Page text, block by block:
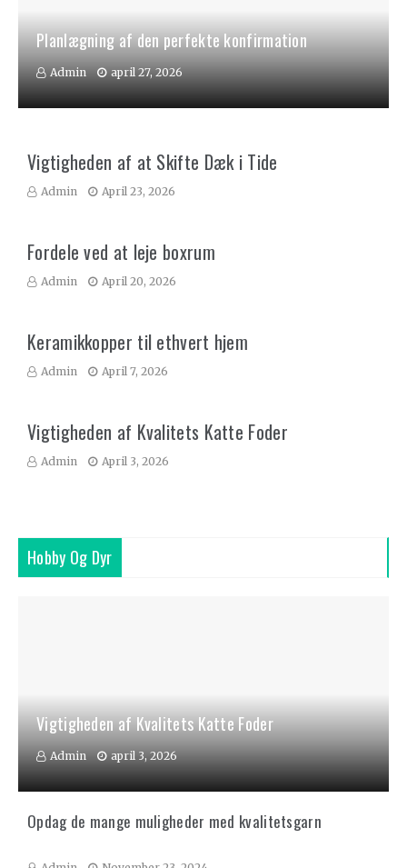
Planlægning af den perfekte konfirmation
Admin april 27, 2026
Vigtigheden af at Skifte Dæk i Tide
Admin April 23, 2026
Fordele ved at leje boxrum
Admin April 20, 2026
Keramikkopper til ethvert hjem
Admin April 7, 2026
Vigtigheden af Kvalitets Katte Foder
Admin April 3, 2026
Hobby Og Dyr
Vigtigheden af Kvalitets Katte Foder
Admin april 3, 2026
Opdag de mange muligheder med kvalitetsgarn